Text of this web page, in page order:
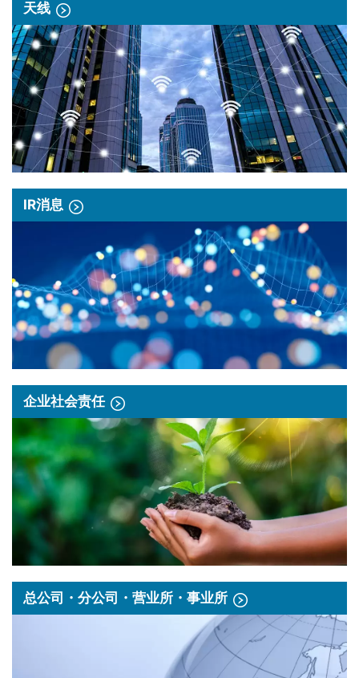
天线
IR消息
企业社会责任
总公司・分公司・营业所・事业所